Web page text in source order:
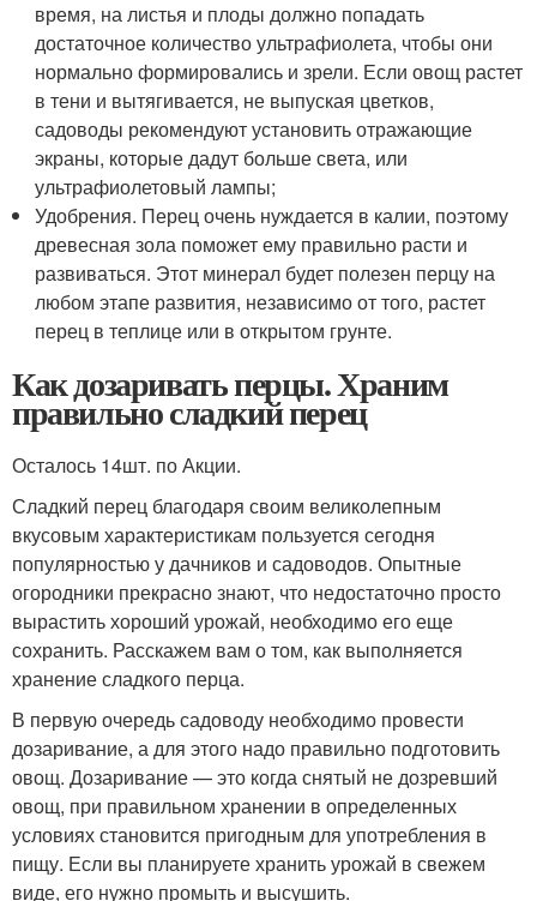
время, на листья и плоды должно попадать
достаточное количество ультрафиолета, чтобы они
нормально формировались и зрели. Если овощ растет
в тени и вытягивается, не выпуская цветков,
садоводы рекомендуют установить отражающие
экраны, которые дадут больше света, или
ультрафиолетовый лампы;
Удобрения. Перец очень нуждается в калии, поэтому
древесная зола поможет ему правильно расти и
развиваться. Этот минерал будет полезен перцу на
любом этапе развития, независимо от того, растет
перец в теплице или в открытом грунте.
Как дозаривать перцы. Храним
правильно сладкий перец
Осталось 14шт. по Акции.
Сладкий перец благодаря своим великолепным
вкусовым характеристикам пользуется сегодня
популярностью у дачников и садоводов. Опытные
огородники прекрасно знают, что недостаточно просто
вырастить хороший урожай, необходимо его еще
сохранить. Расскажем вам о том, как выполняется
хранение сладкого перца.
В первую очередь садоводу необходимо провести
дозаривание, а для этого надо правильно подготовить
овощ. Дозаривание — это когда снятый не дозревший
овощ, при правильном хранении в определенных
условиях становится пригодным для употребления в
пищу. Если вы планируете хранить урожай в свежем
виде, его нужно промыть и высушить.